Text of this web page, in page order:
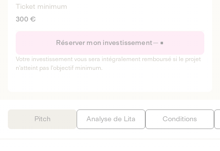
Pitch Analyse de Lita Conditions
Ticket minimum
300 €
Réserver mon investissement
Votre investissement vous sera intégralement remboursé si le projet
n'atteint pas l'objectif minimum.